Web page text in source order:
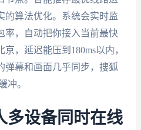
的算法优化。系统会实时监
率，自动把你接入当前最快
，延迟能压到180ms以内，
弹幕和画面几乎同步，搜狐
冲。
多设备同时在线